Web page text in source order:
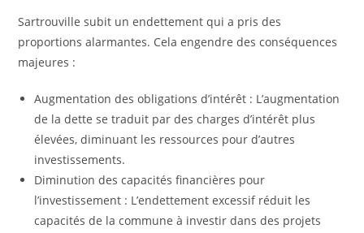
Sartrouville subit un endettement qui a pris des
proportions alarmantes. Cela engendre des conséquences
majeures :
Augmentation des obligations d’intérêt : L’augmentation
de la dette se traduit par des charges d’intérêt plus
élevées, diminuant les ressources pour d’autres
investissements.
Diminution des capacités financières pour
l’investissement : L’endettement excessif réduit les
capacités de la commune à investir dans des projets